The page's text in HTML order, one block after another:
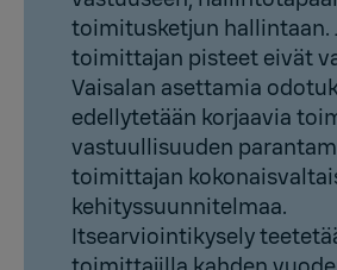
toimitus­ketjun hallintaan.
toimittajan pisteet eivät
Vaisalan asettamia
edellytetään korjaavia
vastuullisuuden
toimittajan
kehityssuunnitelmaa.
Itsearviointikysely